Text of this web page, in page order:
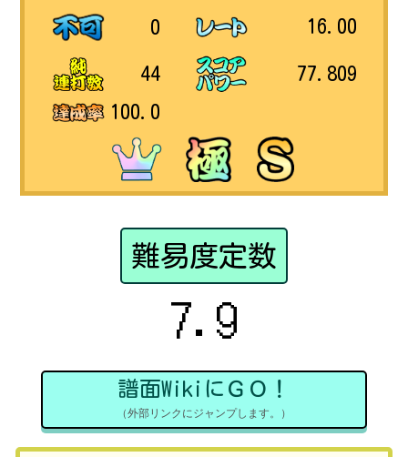
0
44
100.0
16.00
77.809
難易度定数
7.9
譜面WikiにＧＯ！
（外部リンクにジャンプします。）